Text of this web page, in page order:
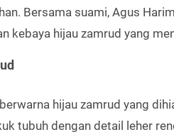
Bersama suami, Agus
kebaya hijau zamrud yang
hijau zamrud yang
tubuh dengan detail leher